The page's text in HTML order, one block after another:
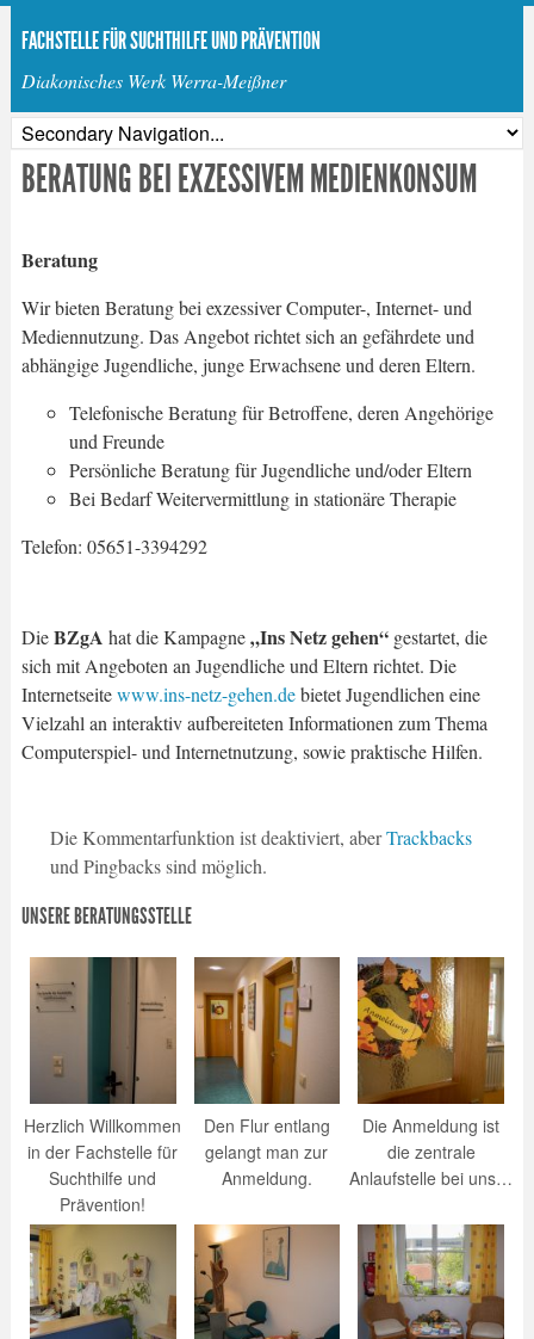
FACHSTELLE FÜR SUCHTHILFE UND PRÄVENTION
Diakonisches Werk Werra-Meißner
BERATUNG BEI EXZESSIVEM MEDIENKONSUM
Beratung
Wir bieten Beratung bei exzessiver Computer-, Internet- und
Mediennutzung. Das Angebot richtet sich an gefährdete und
abhängige Jugendliche, junge Erwachsene und deren Eltern.
Telefonische Beratung für Betroffene, deren Angehörige
und Freunde
Persönliche Beratung für Jugendliche und/oder Eltern
Bei Bedarf Weitervermittlung in stationäre Therapie
Telefon: 05651-3394292
DieBZgA hat die Kampagne„Ins Netz gehen“gestartet, die
sich mit Angeboten an Jugendliche und Eltern richtet. Die
Internetseitewww.ins-netz-gehen.debietet Jugendlichen eine
Vielzahl an interaktiv aufbereiteten Informationen zum Thema
Computerspiel- und Internetnutzung, sowie praktische Hilfen.
Die Kommentarfunktion ist deaktiviert, aberTrackbacks
und Pingbacks sind möglich.
UNSERE BERATUNGSSTELLE
Herzlich Willkommen
in der Fachstelle für
Suchthilfe und
Prävention!
Den Flur entlang
gelangt man zur
Anmeldung.
Die Anmeldung ist
die zentrale
Anlaufstelle bei uns…